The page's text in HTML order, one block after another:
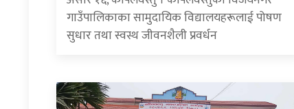
गाउँपालिकाका सामुदायिक विद्यालयहरूलाई पोषण
सुधार तथा स्वस्थ जीवनशैली प्रवर्धन